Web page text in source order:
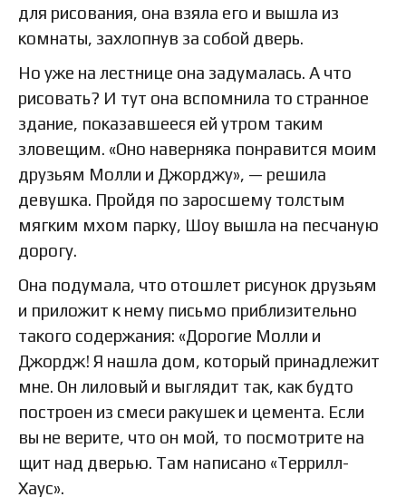
для рисования, она взяла его и вышла из
комнаты, захлопнув за собой дверь.
Но уже на лестнице она задумалась. А что
рисовать? И тут она вспомнила то странное
здание, показавшееся ей утром таким
зловещим. «Оно наверняка понравится моим
друзьям Молли и Джорджу», — решила
девушка. Пройдя по заросшему толстым
мягким мхом парку, Шоу вышла на песчаную
дорогу.
Она подумала, что отошлет рисунок друзьям
и приложит к нему письмо приблизительно
такого содержания: «Дорогие Молли и
Джордж! Я нашла дом, который принадлежит
мне. Он лиловый и выглядит так, как будто
построен из смеси ракушек и цемента. Если
вы не верите, что он мой, то посмотрите на
щит над дверью. Там написано «Террилл-
Хаус».